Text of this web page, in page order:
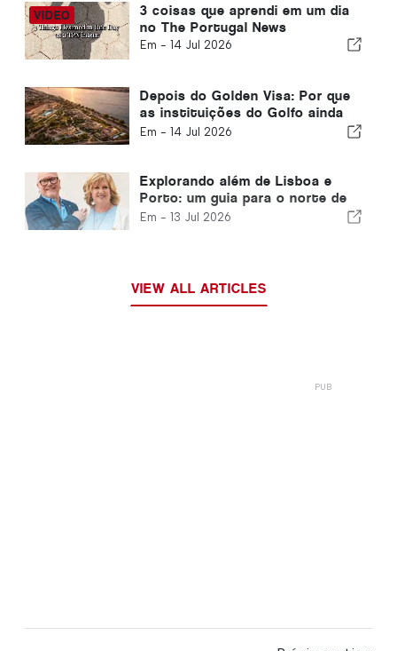
3 coisas que aprendi em um dia
no The Portugal News
Em - 14 Jul 2026
Depois do Golden Visa: Por que
as instituições do Golfo ainda
estão comprando Portugal
Em - 14 Jul 2026
Explorando além de Lisboa e
Porto: um guia para o norte de
Portugal e a Costa de Prata
Em - 13 Jul 2026
VIEW ALL ARTICLES